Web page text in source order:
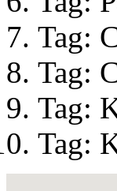
Tag:
Tag:
Tag:
Tag: